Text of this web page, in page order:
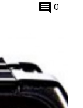
comment 0